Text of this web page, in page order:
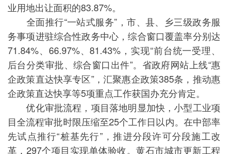
业用地出让面积的83.87%。
全面推行“一站式服务”，市、县、乡三级政务服
务事项进驻综合性政务中心，综合窗口覆盖率分别达
71.84%、66.97%、81.43%，实现“前台统一受理、
后台分类审批、综合窗口出件”。省政府网站上线“惠
企政策直达快享专区”，汇聚惠企政策385条，推动惠
企政策直达快享等5项重点工作获国办充分肯定。
优化审批流程，项目落地明显加快，小型工业项
目全流程审批时限压缩至25个工作日以内。在中部率
先试点推行“桩基先行”，推进分段许可分段施工改
革，297个项目实现单体验收。黄石市城市更新工程